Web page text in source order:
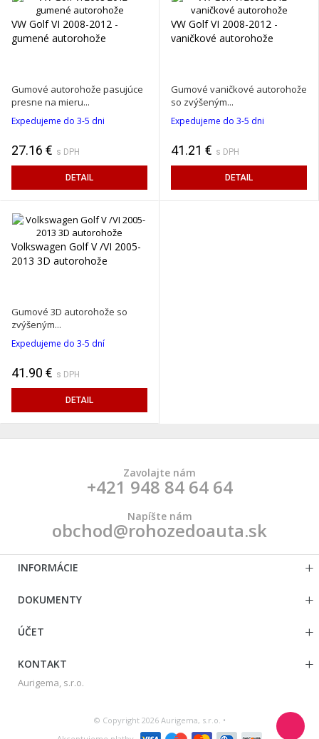
VW Golf VI 2008-2012 -
gumené autorohože
Gumové autorohože pasujúce
presne na mieru...
Expedujeme do 3-5 dni
27.16 € s DPH
DETAIL
VW Golf VI 2008-2012 -
vaničkové autorohože
Gumové vaničkové autorohože
so zvýšeným...
Expedujeme do 3-5 dni
41.21 € s DPH
DETAIL
Volkswagen Golf V /VI 2005-
2013 3D autorohože
Gumové 3D autorohože so
zvýšeným...
Expedujeme do 3-5 dní
41.90 € s DPH
DETAIL
Zavolajte nám
+421 948 84 64 64
Napíšte nám
obchod@rohozedoauta.sk
INFORMÁCIE
DOKUMENTY
ÚČET
KONTAKT
Aurigema, s.r.o.
© Copyright 2026 Aurigema, s.r.o. •